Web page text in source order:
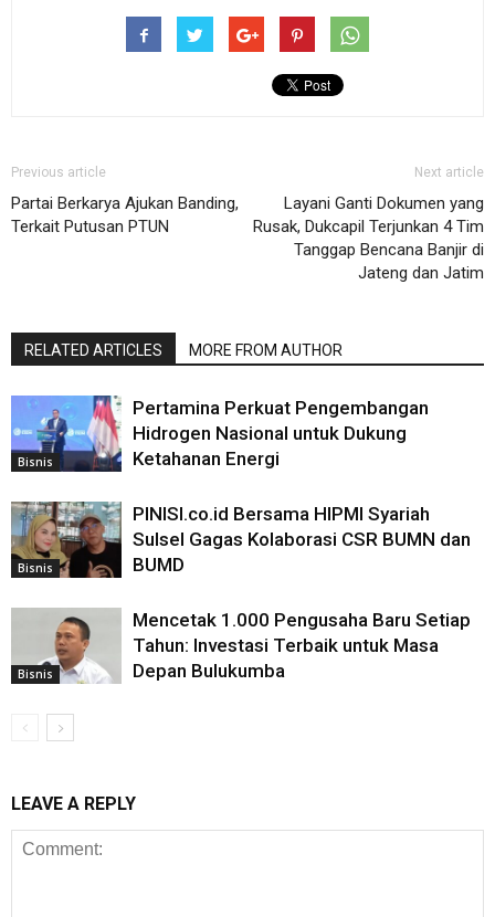
Previous article
Partai Berkarya Ajukan Banding,
Terkait Putusan PTUN
Next article
Layani Ganti Dokumen yang
Rusak, Dukcapil Terjunkan 4 Tim
Tanggap Bencana Banjir di
Jateng dan Jatim
RELATED ARTICLES MORE FROM AUTHOR
Bisnis
Pertamina Perkuat Pengembangan
Hidrogen Nasional untuk Dukung
Ketahanan Energi
Bisnis
PINISI.co.id Bersama HIPMI Syariah
Sulsel Gagas Kolaborasi CSR BUMN dan
BUMD
Bisnis
Mencetak 1.000 Pengusaha Baru Setiap
Tahun: Investasi Terbaik untuk Masa
Depan Bulukumba
LEAVE A REPLY